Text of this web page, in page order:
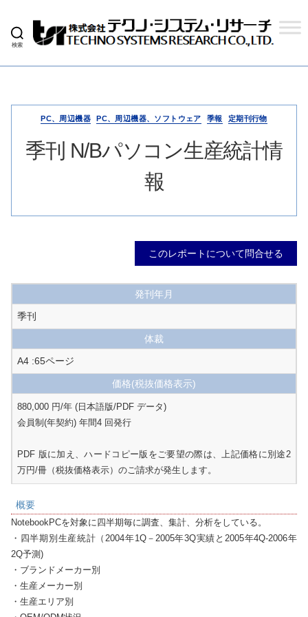
検索
式
テ
ク
ム
リ
ー
PC、周辺機器 PC、周辺機器、ソフトウェア 季報 定期刊行物
季刊 N/Bパソコン生産統計情
報
このレポートについて問合せる
発刊年月
季刊
体裁
A4 :65ページ
価格(税抜価格表示)
880,000 円/年 (日本語版/PDF データ)
会員制(年契約) 年間4 回発行
PDF 版に加え、ハードコピー版をご要望の際は、上記価格に別途2
万円/冊（税抜価格表示）のご請求が発生します。
概要
NotebookPCを対象に四半期毎に調査、集計、分析をしている。
・四半期別生産統計（2004年1Q－2005年3Q実績と2005年4Q-2006年
2Q予測)
・ブランドメーカー別
・生産メーカー別
・生産エリア別